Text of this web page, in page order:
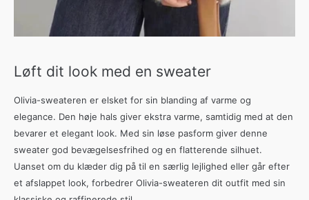
Løft dit look med en sweater
Olivia-sweateren er elsket for sin blanding af varme og
elegance. Den høje hals giver ekstra varme, samtidig med at den
bevarer et elegant look. Med sin løse pasform giver denne
sweater god bevægelsesfrihed og en flatterende silhuet.
Uanset om du klæder dig på til en særlig lejlighed eller går efter
et afslappet look, forbedrer Olivia-sweateren dit outfit med sin